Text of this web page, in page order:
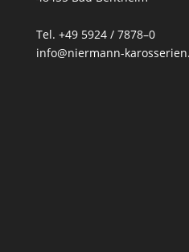
Tel. +49 5924 / 7878–0
info@niermann-